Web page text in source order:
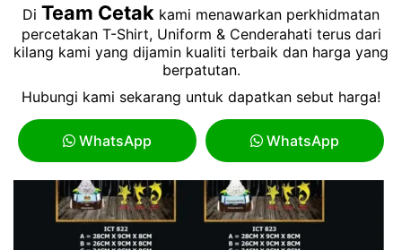
Di Team Cetak kami menawarkan perkhidmatan
percetakan T-Shirt, Uniform & Cenderahati terus dari
kilang kami yang dijamin kualiti terbaik dan harga yang
berpatutan.
Hubungi kami sekarang untuk dapatkan sebut harga!
WhatsApp WhatsApp